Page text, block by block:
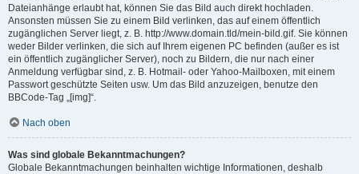
Dateianhänge erlaubt hat, können Sie das Bild auch direkt hochladen.
Ansonsten müssen Sie zu einem Bild verlinken, das auf einem öffentlich
zugänglichen Server liegt, z. B. http://www.domain.tld/mein-bild.gif. Sie können
weder Bilder verlinken, die sich auf Ihrem eigenen PC befinden (außer es ist
ein öffentlich zugänglicher Server), noch zu Bildern, die nur nach einer
Anmeldung verfügbar sind, z. B. Hotmail- oder Yahoo-Mailboxen, mit einem
Passwort geschützte Seiten usw. Um das Bild anzuzeigen, benutze den
BBCode-Tag „[img]“.
Nach oben
Was sind globale Bekanntmachungen?
Globale Bekanntmachungen beinhalten wichtige Informationen, deshalb